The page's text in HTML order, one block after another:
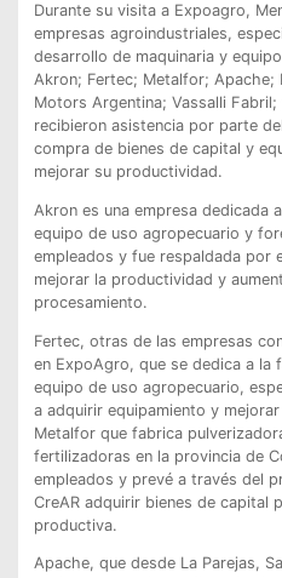
Durante su visita a Expoagro,
empresas agroindustriales,
desarrollo de maquinaria y
Akron; Fertec; Metalfor; Apache;
Motors Argentina; Vassalli Fabril;
recibieron asistencia por parte
compra de bienes de capital y
mejorar su productividad.
Akron es una empresa dedicada
equipo de uso agropecuario y
empleados y fue respaldada por
mejorar la productividad y
procesamiento.
Fertec, otras de las empresas
en ExpoAgro, que se dedica a la
equipo de uso agropecuario,
a adquirir equipamiento y
Metalfor que fabrica
fertilizadoras en la provincia de
empleados y prevé a través del
CreAR adquirir bienes de capital
productiva.
Apache, que desde La Parejas,